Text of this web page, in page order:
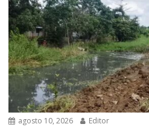
agosto 10, 2026 Editor